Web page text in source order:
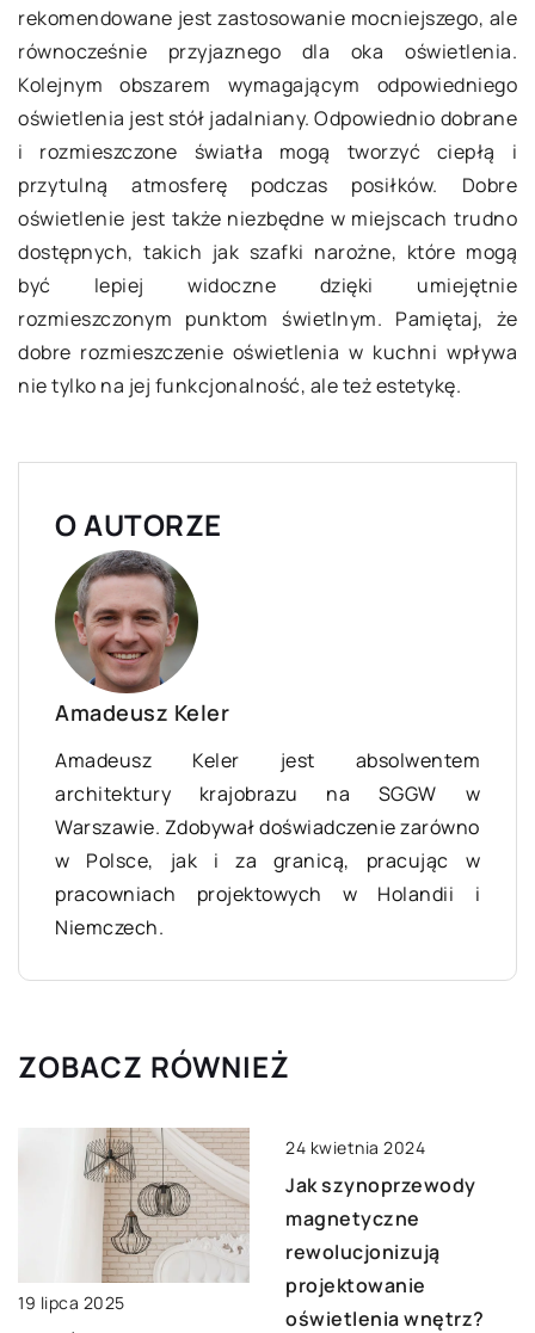
rekomendowane jest zastosowanie mocniejszego, ale
równocześnie przyjaznego dla oka oświetlenia.
Kolejnym obszarem wymagającym odpowiedniego
oświetlenia jest stół jadalniany. Odpowiednio dobrane
i rozmieszczone światła mogą tworzyć ciepłą i
przytulną atmosferę podczas posiłków. Dobre
oświetlenie jest także niezbędne w miejscach trudno
dostępnych, takich jak szafki narożne, które mogą
być lepiej widoczne dzięki umiejętnie
rozmieszczonym punktom świetlnym. Pamiętaj, że
dobre rozmieszczenie oświetlenia w kuchni wpływa
nie tylko na jej funkcjonalność, ale też estetykę.
O AUTORZE
Amadeusz Keler
Amadeusz Keler jest absolwentem
architektury krajobrazu na SGGW w
Warszawie. Zdobywał doświadczenie zarówno
w Polsce, jak i za granicą, pracując w
pracowniach projektowych w Holandii i
Niemczech.
ZOBACZ RÓWNIEŻ
19 lipca 2025
24 kwietnia 2024
Jak szynoprzewody
magnetyczne
rewolucjonizują
projektowanie
oświetlenia wnętrz?